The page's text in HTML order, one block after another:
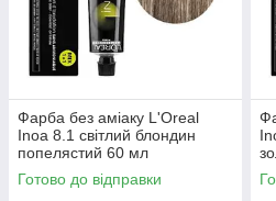
Фарба без аміаку L'Oreal
Inoa 8.1 світлий блондин
попелястий 60 мл
Готово до відправки